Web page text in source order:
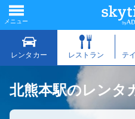
北熊本駅のレンタ